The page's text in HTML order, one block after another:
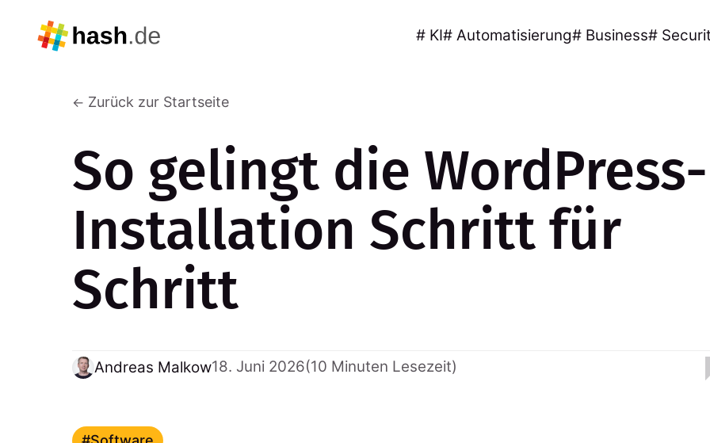
# KI# Automatisierung# Business#
Zurück zur Startseite
So gelingt die WordPress-
Installation Schritt für
Schritt
Andreas Malkow18. Juni 2026(10 Minuten Lesezeit)